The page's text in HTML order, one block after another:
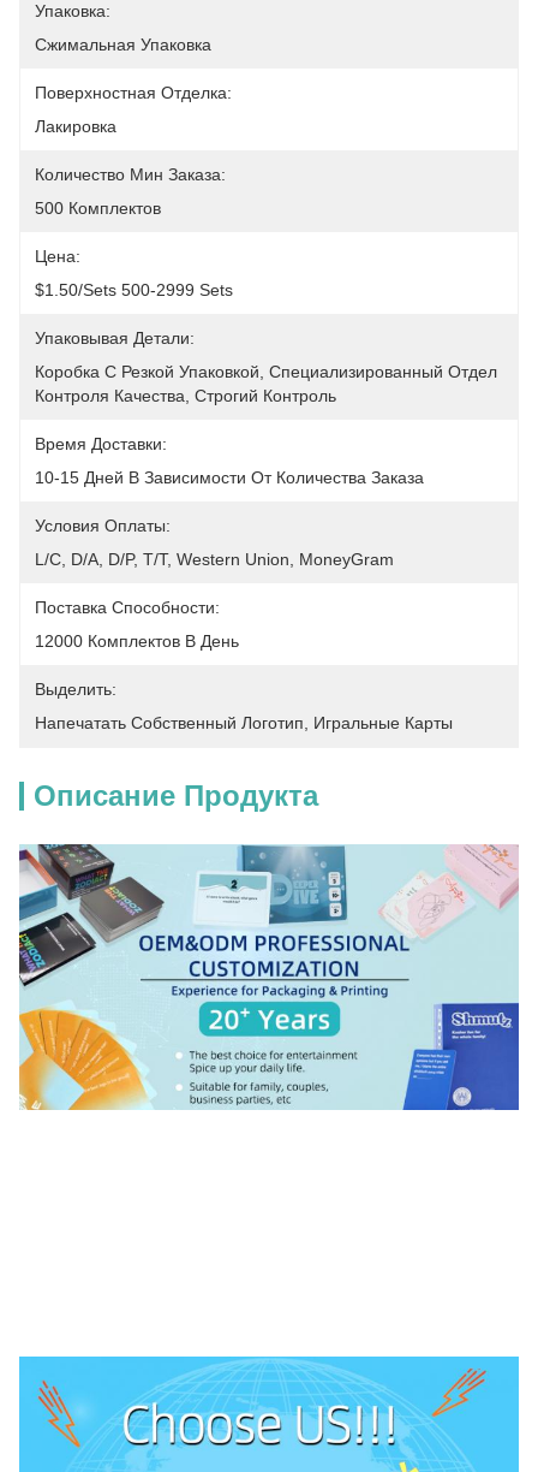
Упаковка:
Сжимальная Упаковка
Поверхностная Отделка:
Лакировка
Количество Мин Заказа:
500 Комплектов
Цена:
$1.50/sets 500-2999 Sets
Упаковывая Детали:
Коробка С Резкой Упаковкой, Специализированный Отдел
Контроля Качества, Строгий Контроль
Время Доставки:
10-15 Дней В Зависимости От Количества Заказа
Условия Оплаты:
L/C, D/A, D/P, T/T, Western Union, MoneyGram
Поставка Способности:
12000 Комплектов В День
Выделить:
Напечатать Собственный Логотип
Игральные Карты
Описание Продукта